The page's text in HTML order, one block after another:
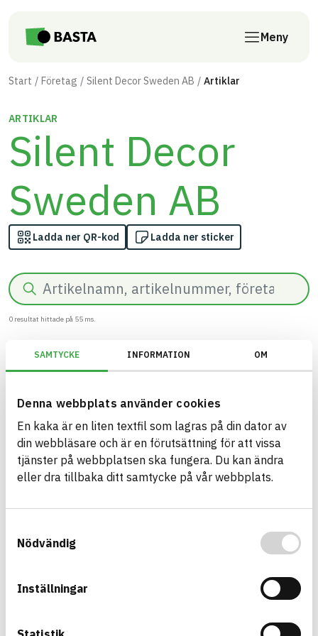
SAMTYCKE INFORMATION OM
Denna webbplats använder cookies
En kaka är en liten textfil som lagras på din dator av
din webbläsare och är en förutsättning för att vissa
tjänster på webbplatsen ska fungera. Du kan ändra
eller dra tillbaka ditt samtycke på vår webbplats.
Nödvändig
Inställningar
Meny
Start Företag Silent Decor Sweden AB Artiklar
ARTIKLAR
Silent Decor
Sweden AB
Ladda ner QR-kod Ladda ner sticker
Sök
0 resultat hittade på 55 ms.
Filter Återställ filter
Bygg med BASTA - medvetna
produktval!
hållbarhets information om bygg- och
även bedömningskriterier och betyg kopplat till